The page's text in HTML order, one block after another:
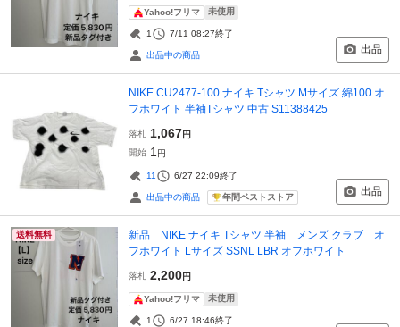
Yahoo!フリマ 未使用
1 7/11 08:27終了
出品中の商品 出品
NIKE CU2477-100 ナイキ Tシャツ Mサイズ 綿100 オ
フホワイト 半袖Tシャツ 中古 S11388425
落札 1,067円
開始 1 円
11 6/27 22:09終了
出品中の商品 年間ベストストア 出品
送料無料
新品 NIKE ナイキ Tシャツ 半袖 メンズ クラブ オ
フホワイト Lサイズ SSNL LBR オフホワイト
落札 2,200円
Yahoo!フリマ 未使用
1 6/27 18:46終了